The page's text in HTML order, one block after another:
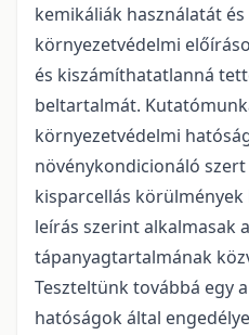
kemikáliák használatát
környezetvédelmi
és kiszámíthatatlanná
beltartalmát.
környezetvédelmi
növénykondicionáló
kisparcellás
leírás szerint alkalmasak
tápanyagtartalmának
Teszteltünk továbbá egy
hatóságok által